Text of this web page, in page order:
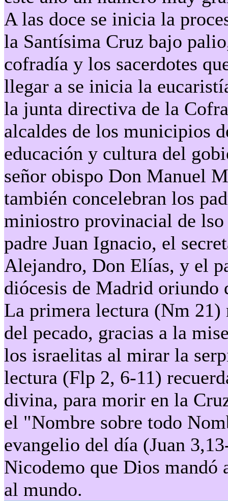
A las doce se inicia la
la Santísima Cruz bajo
cofradía y los sacerdotes
llegar a se inicia la
la junta directiva de la
alcaldes de los municipios
educación y cultura del
señor obispo Don Manuel
también concelebran los
miniostro provinacial de
padre Juan Ignacio, el
Alejandro, Don Elías, y el
diócesis de Madrid oriundo
La primera lectura (Nm 21)
del pecado, gracias a la
los israelitas al mirar la
lectura (Flp 2, 6-11)
divina, para morir en la
el "Nombre sobre todo
evangelio del día (Juan
Nicodemo que Dios mandó
al mundo.